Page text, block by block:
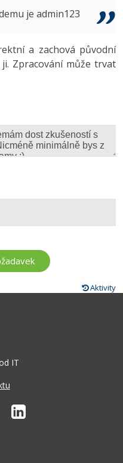
-10%
je admin123
a zachová původní
Zpracování může trvat
Aktivity
IT